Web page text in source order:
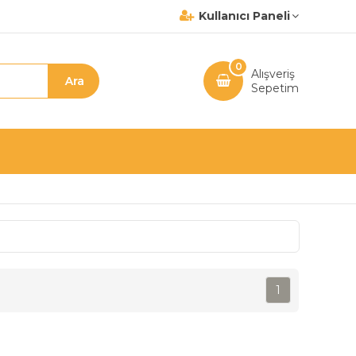
Kullanıcı Paneli
Alışveriş
Sepetim
0
1